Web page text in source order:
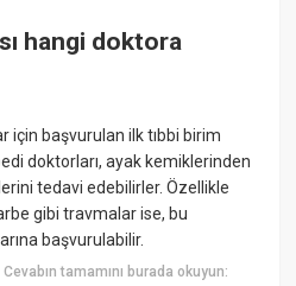
hangi doktora
için başvurulan ilk tıbbi birim
doktorları, ayak kemiklerinden
tedavi edebilirler. Özellikle
gibi travmalar ise, bu
başvurulabilir.
Cevabın tamamını burada okuyun: